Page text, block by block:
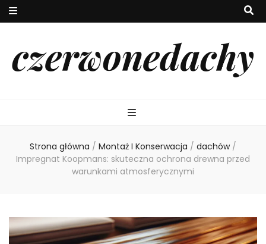
czerwonedachy
Strona główna / Montaż I Konserwacja / dachów /
Impregnat Koopmans: skuteczna ochrona drewna przed
warunkami atmosferycznymi